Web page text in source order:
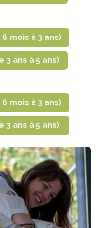
mois à 3 ans)
3 ans à 5 ans)
mois à 3 ans)
3 ans à 5 ans)